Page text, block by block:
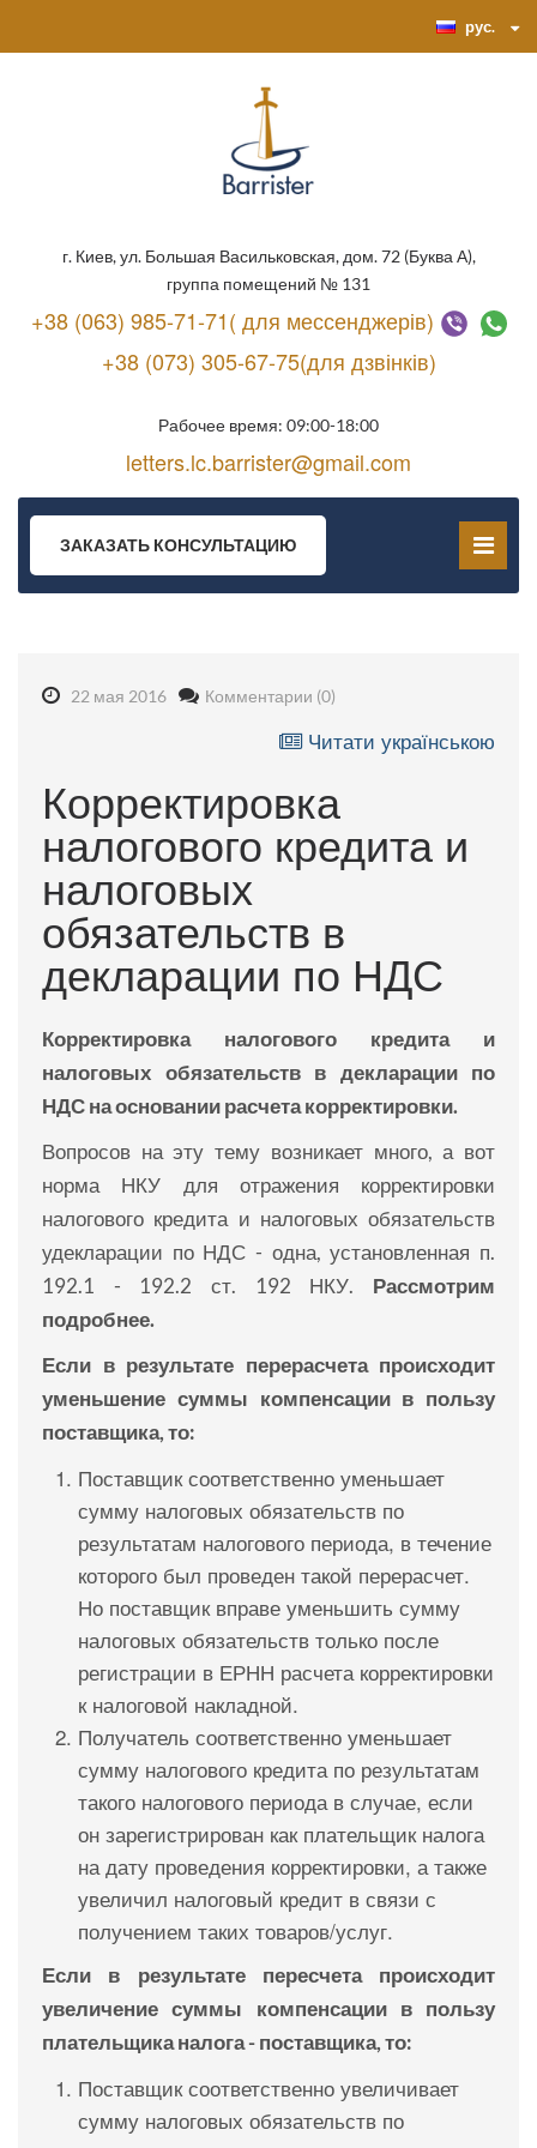
рус.
г. Киев, ул. Большая Васильковская, дом. 72 (Буква А),
группа помещений № 131
+38 (063) 985-71-71( для мессенджерів)
+38 (073) 305-67-75(для дзвінків)
Рабочее время: 09:00-18:00
letters.lc.barrister@gmail.com
ЗАКАЗАТЬ КОНСУЛЬТАЦИЮ
22 мая 2016 Комментарии (0)
Читати українською
Корректировка
налогового кредита и
налоговых
обязательств в
декларации по НДС
Корректировка налогового кредита и
налоговых обязательств в декларации по
НДС на основании расчета корректировки.
Вопросов на эту тему возникает много, а вот
норма НКУ для отражения корректировки
налогового кредита и налоговых обязательств
удекларации по НДС - одна, установленная п.
192.1 - 192.2 ст. 192 НКУ. Рассмотрим
подробнее.
Если в результате перерасчета происходит
уменьшение суммы компенсации в пользу
поставщика, то:
Поставщик соответственно уменьшает
сумму налоговых обязательств по
результатам налогового периода, в течение
которого был проведен такой перерасчет.
Но поставщик вправе уменьшить сумму
налоговых обязательств только после
регистрации в ЕРНН расчета корректировки
к налоговой накладной.
Получатель соответственно уменьшает
сумму налогового кредита по результатам
такого налогового периода в случае, если
он зарегистрирован как плательщик налога
на дату проведения корректировки, а также
увеличил налоговый кредит в связи с
получением таких товаров/услуг.
Если в результате пересчета происходит
увеличение суммы компенсации в пользу
плательщика налога - поставщика, то:
Поставщик соответственно увеличивает
сумму налоговых обязательств по